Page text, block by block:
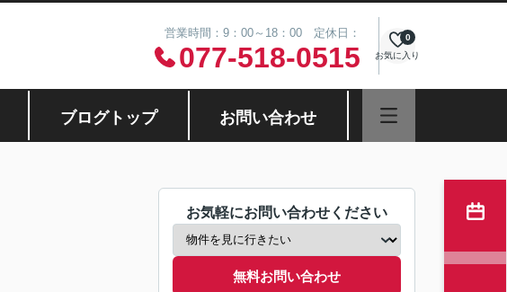
営業時間：9：00～18：00 定休日：
077-518-0515 お気に入り
0
ブログトップ お問い合わせ
お気軽にお問い合わせください
無料お問い合わせ